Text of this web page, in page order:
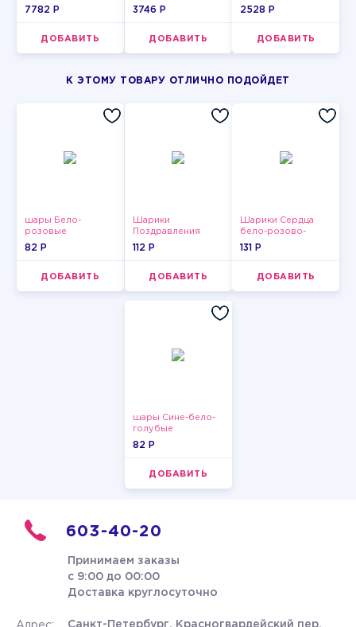
7782 P
ДОБАВИТЬ
мужчин-3
3746 P
ДОБАВИТЬ
2528 P
ДОБАВИТЬ
К ЭТОМУ ТОВАРУ ОТЛИЧНО ПОДОЙДЕТ
шары Бело-
розовые
пастельные
82 P
ДОБАВИТЬ
Шарики
Поздравления
112 P
ДОБАВИТЬ
Шарики Сердца
бело-розово-
красные
131 P
ДОБАВИТЬ
шары Сине-бело-
голубые
пастельные
82 P
ДОБАВИТЬ
603-40-20
Принимаем заказы
с 9:00 до 00:00
Доставка круглосуточно
Санкт-Петербург, Красногвардейский пер.